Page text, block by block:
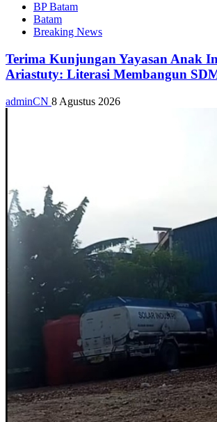
BP Batam
Batam
Breaking News
Terima Kunjungan Yayasan Anak
Ariastuty: Literasi Membangun
adminCN 8 Agustus 2026